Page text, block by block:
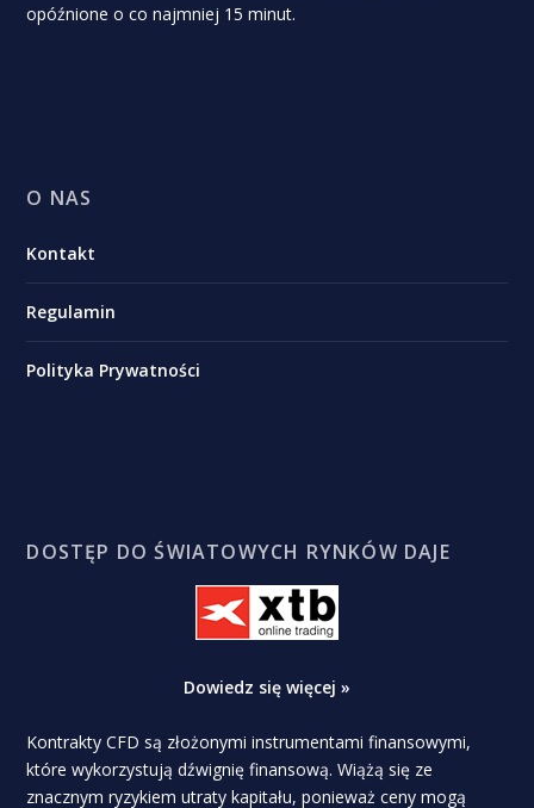
opóźnione o co najmniej 15 minut.
O NAS
Kontakt
Regulamin
Polityka Prywatności
DOSTĘP DO ŚWIATOWYCH RYNKÓW DAJE
Dowiedz się więcej »
Kontrakty CFD są złożonymi instrumentami finansowymi,
które wykorzystują dźwignię finansową. Wiążą się ze
znacznym ryzykiem utraty kapitału, ponieważ ceny mogą